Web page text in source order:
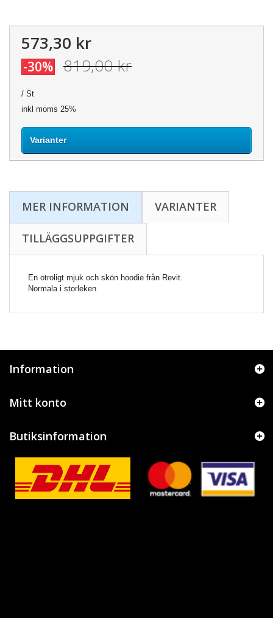
573,30 kr
-30% 819,00 kr
/ St
inkl moms 25%
Varianter
MER INFORMATION VARIANTER
TILLÄGGSUPPGIFTER
En otroligt mjuk och skön hoodie från Revit.
Normala i storleken
Information
Mitt konto
Butiksinformation